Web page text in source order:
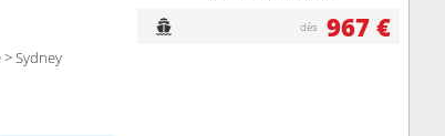
Sydney
dès 967 €